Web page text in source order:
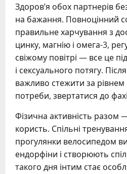
Здоров’я обох партнерів
на бажання. Повноцінний
правильне харчування з
цинку, магнію і омега-3,
свіжому повітрі — все це
і сексуального потягу.
важливо стежити за рівнем
потреби, звертатися до
Фізична активність разом
користь. Спільні
прогулянки велосипедом
ендорфіни і створюють
такого дня інтим стає